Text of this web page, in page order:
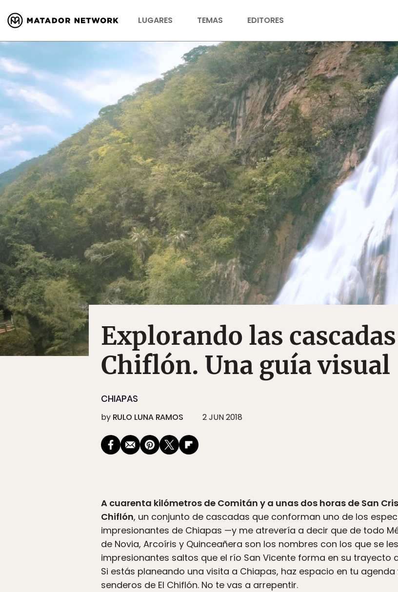
LUGARES TEMAS EDITORES
Explorando las
Chiflón. Una guía visual
CHIAPAS
by RULO LUNA RAMOS 2 JUN 2018
A cuarenta kilómetros de Comitán y a unas dos horas de San
Chiflón, un conjunto de cascadas que conforman uno de los
impresionantes de Chiapas —y me atrevería a decir que de todo
de Novia, Arcoíris y Quinceañera son los nombres con los que se
impresionantes saltos que el río San Vicente forma en su
Si estás planeando una visita a Chiapas, haz espacio en tu
senderos de El Chiflón. No te vas a arrepentir.